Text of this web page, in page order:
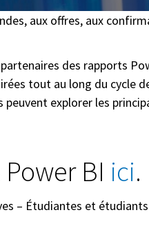
aux offres, aux
des rapports
tout au long du
explorer les
BI ici.
– Étudiantes et